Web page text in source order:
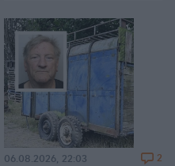
06.08.2026, 22:03 2